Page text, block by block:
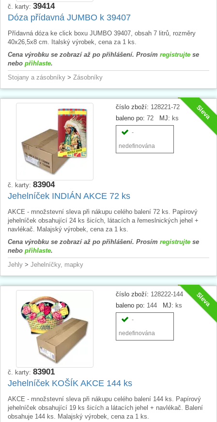
č. karty: 39414
Dóza přídavná JUMBO k 39407
Přídavná dóza ke click boxu JUMBO 39407, obsah 7 litrů, rozměry
40x26,5x8 cm. Italský výrobek, cena za 1 ks.
Cena výrobku se zobrazí až po přihlášení. Prosím registrujte se
nebo přihlaste.
Stojany a zásobníky > Zásobníky
Sleva
číslo zboží: 128221-72
baleno po: 72 MJ: ks
-
nedefinována
č. karty: 83904
Jehelníček INDIÁN AKCE 72 ks
AKCE - množstevní sleva při nákupu celého balení 72 ks. Papírový
jehelníček obsahující 24 ks šicích, látacích a řemeslnických jehel +
navlékač. Malajský výrobek, cena za 1 ks.
Cena výrobku se zobrazí až po přihlášení. Prosím registrujte se
nebo přihlaste.
Jehly > Jehelníčky, mapky
Sleva
číslo zboží: 128222-144
baleno po: 144 MJ: ks
-
nedefinována
č. karty: 83901
Jehelníček KOŠÍK AKCE 144 ks
AKCE - množstevní sleva při nákupu celého balení 144 ks. Papírový
jehelníček obsahující 19 ks šicích a látacích jehel + navlékač. Balení
obsahuje 144 ks. Malajský výrobek, cena za 1 ks.